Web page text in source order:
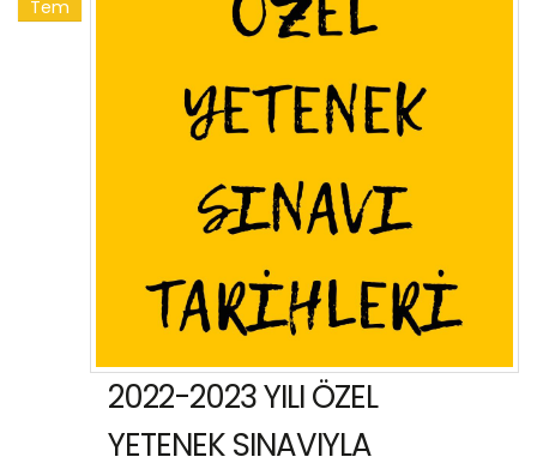
Tem
2022-2023 YILI ÖZEL
YETENEK SINAVIYLA